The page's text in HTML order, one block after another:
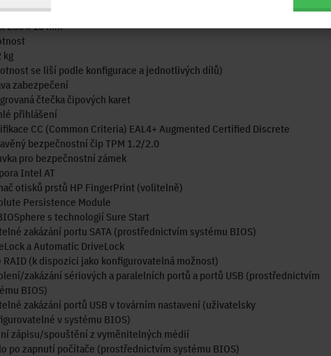
(Š x H x V)
255 x 18 mm
kg
se liší podle konfigurace a jednotlivých dílů)
zabezpečení
čtečka čipových karet
přihlášení
CC (Common Criteria) EAL4+ Augmented Certified Discrete
bezpečnostní čip TPM 1.2/2.0
pro bezpečnostní zámek
Intel AT
otisků prstů HP FingerPrint (volitelně)
Persistence Module
s technologií Sure Start
zakázání portu SATA (prostřednictvím systému BIOS)
a Automatic DriveLock
RAID (k dispozici jako konfigurovatelná možnost)
zakázání sériových a paralelních portů a portů USB (prostřednictvím
BIOS)
zakázání portů USB v továrním nastavení (uživatelsky
v systému BIOS)
zápisu/spouštění z vyměnitelných médií
po zapnutí počítače (prostřednictvím systému BIOS)